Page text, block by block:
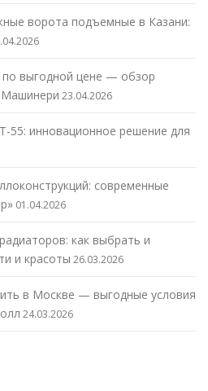
ворота подъемные в Казани:
по выгодной цене — обзор
23.04.2026
55: инновационное решение для
современные
01.04.2026
как выбрать и
и красоты 26.03.2026
в Москве — выгодные условия
24.03.2026